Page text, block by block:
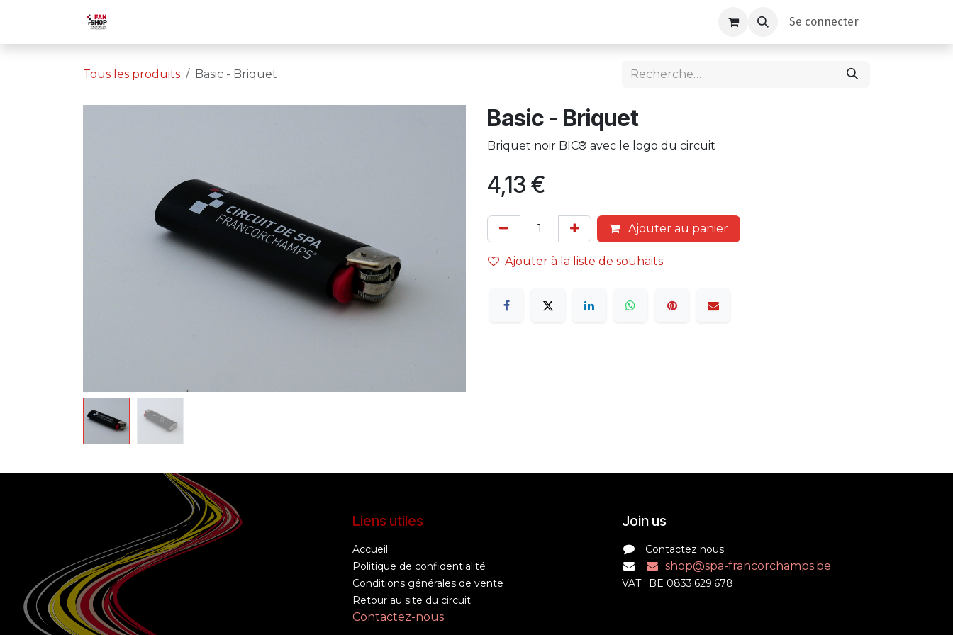
Se connecter
Tous les produits ​Basic - Briquet
​Basic - Briquet
Briquet noir BIC® avec le logo du circuit
4,13 €
Ajouter au panier
Ajouter à la liste de souhaits
Liens utiles
Accueil
Politique de confidentialité
Conditions générales de vente
Retour au site du circuit
Contactez-nous
Join us
Contactez nous
shop@spa-francorchamps.be
VAT : BE 0833.629.678